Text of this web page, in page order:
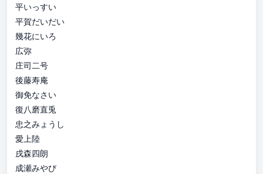
平いっすい
平賀だいだい
幾花にいろ
広弥
庄司二号
後藤寿庵
御免なさい
復八磨直兎
忠之みょうし
愛上陸
戌森四朗
成瀬みやび